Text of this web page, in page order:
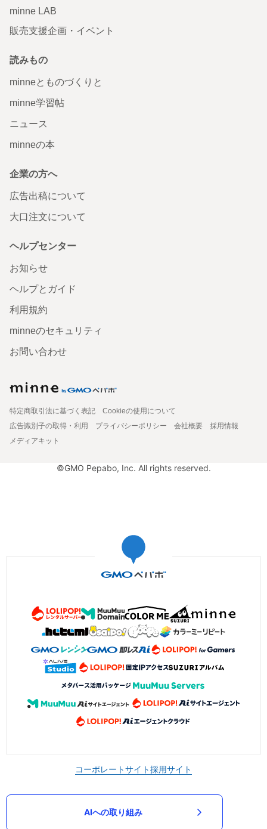
minne LAB
販売支援企画・イベント
読みもの
minneとものづくりと
minne学習帖
ニュース
minneの本
企業の方へ
広告出稿について
大口注文について
ヘルプセンター
お知らせ
ヘルプとガイド
利用規約
minneのセキュリティ
お問い合わせ
特定商取引法に基づく表記
Cookieの使用について
広告識別子の取得・利用
プライバシーポリシー 会社概要
採用情報
メディアキット
©GMO Pepabo, Inc. All rights reserved.
コーポレートサイト採用サイト
AIへの取り組み